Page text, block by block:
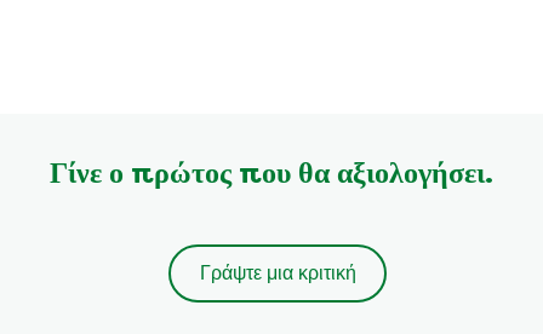
Γίνε ο πρώτος που θα αξιολογήσει.
Γράψτε μια κριτική